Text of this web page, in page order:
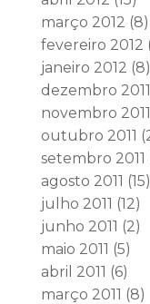
março 2012 (8)
fevereiro 2012
janeiro 2012 (8)
dezembro 2011
novembro 2011
outubro 2011
setembro 2011
agosto 2011 (15)
julho 2011 (12)
junho 2011 (2)
maio 2011 (5)
abril 2011 (6)
março 2011 (8)